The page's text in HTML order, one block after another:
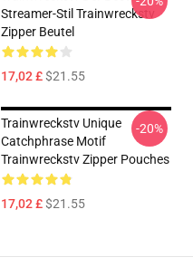
Streamer-Stil Trainwreckstv
Zipper Beutel
17,02 £$21.55
Trainwreckstv Unique
Catchphrase Motif
Trainwreckstv Zipper Pouches
17,02 £$21.55
-20%